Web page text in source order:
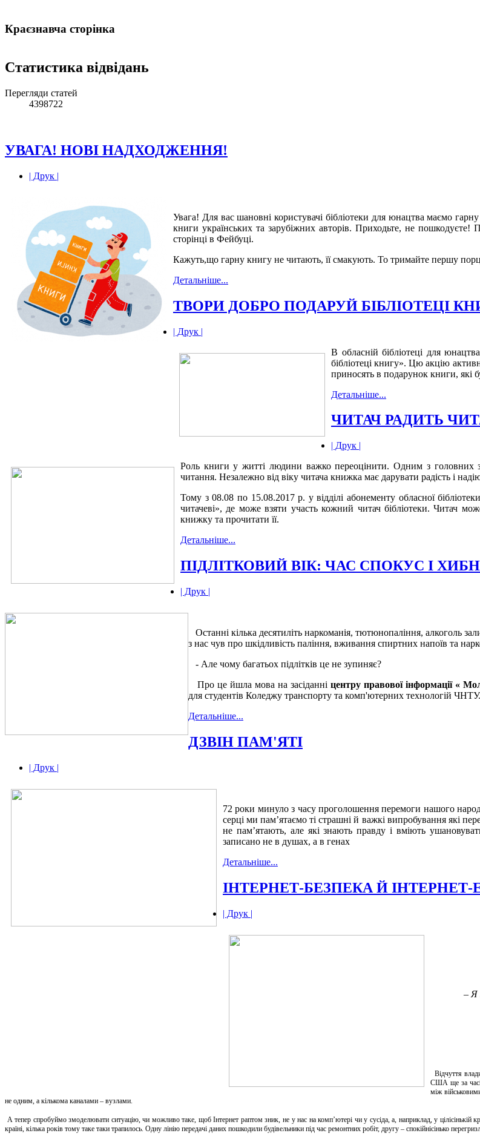
Краєзнавча сторінка
Статистика відвідань
Перегляди статей
4398722
УВАГА! НОВІ НАДХОДЖЕННЯ!
| Друк |
Увага! Для вас шановні користувачі бібліотеки для юнацтва маємо
книги українських та зарубіжних авторів. Приходьте, не
сторінці в Фейбуці.
Кажуть,що гарну книгу не читають, її смакують. То тримайте першу
Детальніше...
ТВОРИ ДОБРО ПОДАРУЙ БІБЛІОТЕЦІ
| Друк |
В обласній бібліотеці для
бібліотеці книгу». Цю акцію
приносять в подарунок книги, які
Детальніше...
ЧИТАЧ РАДИТЬ
| Друк |
Роль книги у житті людини важко переоцінити. Одним з головних
читання. Незалежно від віку читача книжка має дарувати радість і
Тому з 08.08 по 15.08.2017 р. у відділі абонементу обласної
читачеві», де може взяти участь кожний читач бібліотеки. Читач
книжку та прочитати її.
Детальніше...
ПІДЛІТКОВИЙ ВІК: ЧАС СПОКУС І
| Друк |
Останні кілька десятиліть наркоманія, тютюнопаління, алкоголь
з нас чув про шкідливість паління, вживання спиртних напоїв та
- Але чому багатьох підлітків це не зупиняє?
Про це йшла мова на засіданні центру правової інформації «
для студентів Коледжу транспорту та комп'ютерних технологій ЧНТУ.
Детальніше...
ДЗВІН ПАМ'ЯТІ
| Друк |
72 роки минуло з часу проголошення перемоги нашого
серці ми пам’ятаємо ті страшні й важкі випробування які
не пам’ятають, але які знають правду і вміють
записано не в душах, а в генах
Детальніше...
ІНТЕРНЕТ-БЕЗПЕКА Й ІНТЕРНЕТ-
| Друк |
– Я
Відчуття
США ще за часів
між
не одним, а кількома каналами – вузлами.
А тепер спробуймо змоделювати ситуацію, чи можливо таке, щоб Інтернет раптом зник, не у нас на комп’ютері чи у сусіда, а, наприклад, у цілісінькій
країні, кілька років тому таке таки трапилось. Одну лінію передачі даних пошкодили будівельники під час ремонтних робіт, другу – спокійнісінько